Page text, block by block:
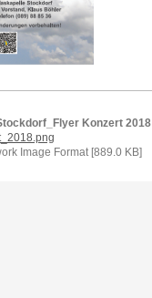
Konzert 2018
Image Format [889.0 KB]